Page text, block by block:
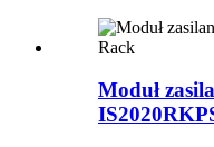
Moduł